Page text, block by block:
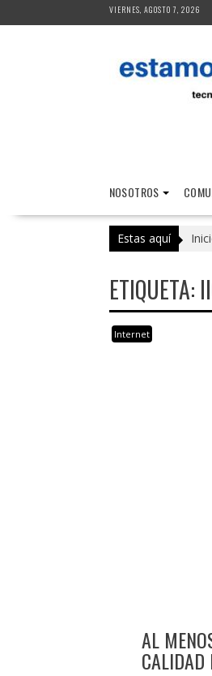
al
VIERNES, AGOSTO 7, 2026
NOSOTROS
Estas aquí
ETIQUETA:
Internet
AL
CALIDAD